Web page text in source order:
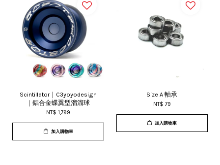
Scintillator｜C3yoyodesign
｜鋁合金蝶翼型溜溜球
NT$ 1,799
加入購物車
Size A 軸承
NT$ 79
加入購物車